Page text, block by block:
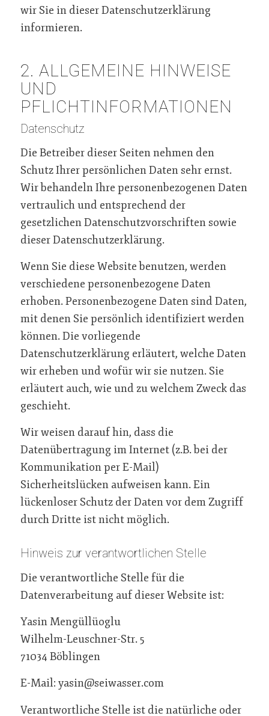
wir Sie in dieser Datenschutzerklärung
informieren.
2. ALLGEMEINE HINWEISE
UND
PFLICHTINFORMATIONEN
Datenschutz
Die Betreiber dieser Seiten nehmen den
Schutz Ihrer persönlichen Daten sehr ernst.
Wir behandeln Ihre personenbezogenen Daten
vertraulich und entsprechend der
gesetzlichen Datenschutzvorschriften sowie
dieser Datenschutzerklärung.
Wenn Sie diese Website benutzen, werden
verschiedene personenbezogene Daten
erhoben. Personenbezogene Daten sind Daten,
mit denen Sie persönlich identifiziert werden
können. Die vorliegende
Datenschutzerklärung erläutert, welche Daten
wir erheben und wofür wir sie nutzen. Sie
erläutert auch, wie und zu welchem Zweck das
geschieht.
Wir weisen darauf hin, dass die
Datenübertragung im Internet (z.B. bei der
Kommunikation per E-Mail)
Sicherheitslücken aufweisen kann. Ein
lückenloser Schutz der Daten vor dem Zugriff
durch Dritte ist nicht möglich.
Hinweis zur verantwortlichen Stelle
Die verantwortliche Stelle für die
Datenverarbeitung auf dieser Website ist:
Yasin Mengüllüoglu
Wilhelm-Leuschner-Str. 5
71034 Böblingen
E-Mail: yasin@seiwasser.com
Verantwortliche Stelle ist die natürliche oder